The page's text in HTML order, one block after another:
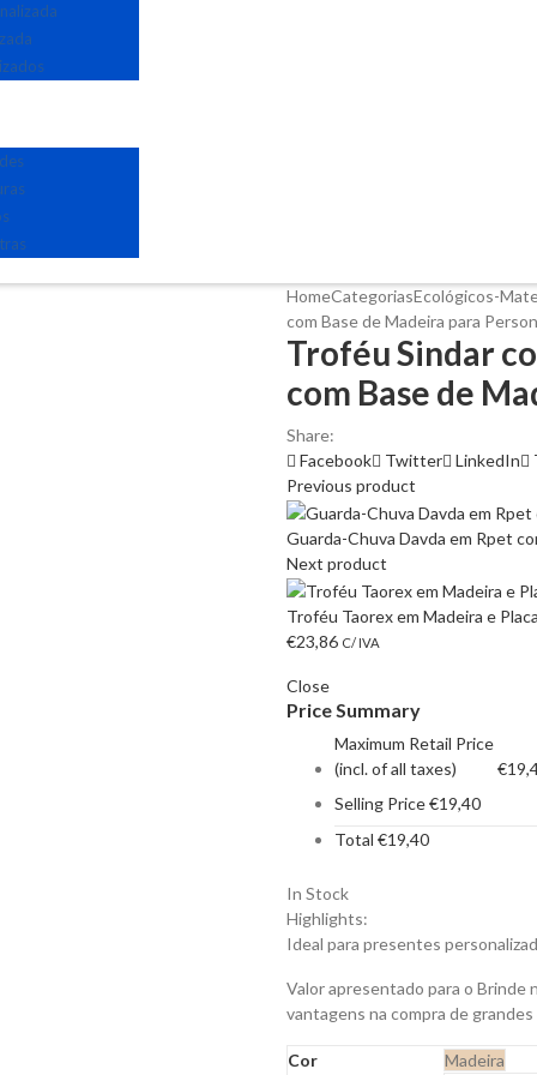
HomeCategoriasEcológicos-
com Base de Madeira para
Troféu Sindar
com Base de
Share:
Facebook
Twitter LinkedIn
Previous product
Guarda-Chuva Davda em Rpet
Next product
Troféu Taorex em Madeira e
€23,86 C/ IVA
Close
Price Summary
Maximum Retail Price
(incl. of all taxes)
€
Selling Price€19,40
Total €19,40
In Stock
Highlights:
Ideal para presentes
Valor apresentado para o Brinde
vantagens na compra de
Cor Madeira